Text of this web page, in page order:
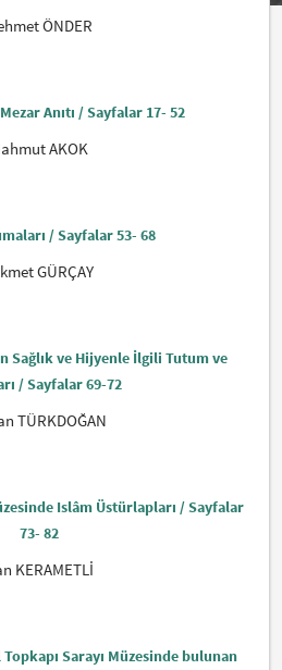
ÖNDER
Anıtı / Sayfalar 17- 52
AKOK
/ Sayfalar 53- 68
GÜRÇAY
Sağlık ve Hijyenle İlgili Tutum ve
/ Sayfalar 69-72
TÜRKDOĞAN
Islâm Üstürlapları / Sayfalar
73- 82
KERAMETLİ
Sarayı Müze­sinde bulunan